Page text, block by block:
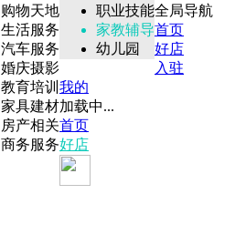
购物天地
生活服务
汽车服务
婚庆摄影
教育培训
家具建材
房产相关
商务服务
职业技能
家教辅导
幼儿园
全局导航
首页
好店
入驻
我的
加载中...
首页
好店